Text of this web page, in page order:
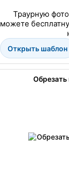
Траурную
можете
Открыть шаблон
Обрезать